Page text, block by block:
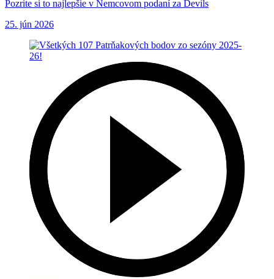
Pozrite si to najlepšie v Nemcovom podaní za Devils
25. jún 2026